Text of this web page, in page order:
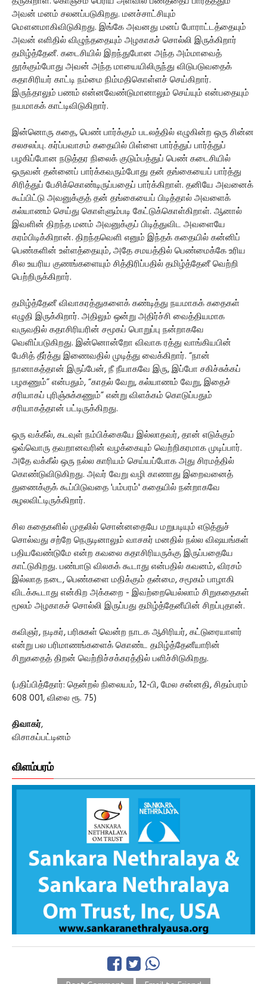
அவன் மனம் சலனப்படுகிறது. மனச்சாட்சியும்
மௌனமாகிவிடுகிறது. இங்கே அவனது மனப் போராட்டத்தையும்
அவன் எளிதில் விழுந்ததையும் அழகாகச் சொல்லி இருக்கிறார்
தமிழ்த்தேனீ. கடைசியில் இறந்துபோன அந்த அம்மாவைத்
தூக்கும்போது அவன் அந்த மாயையிலிருந்து விடுபடுவதைக்
கதாசிரியர் காட்டி நம்மை நிம்மதிகொள்ளச் செய்கிறார்.
இருந்தாலும் பணம் என்னவேண்டுமானாலும் செய்யும் என்பதையும்
நயமாகக் காட்டிவிடுகிறார்.
இன்னொரு கதை, பெண் பார்க்கும் படலத்தில் எழுகின்ற ஒரு சின்ன
சலசலப்பு. கர்ப்பவாசம் கதையில் பிள்ளை பார்த்துப் பார்த்துப்
பழகிப்போன நடுத்தர நிலைக் குடும்பத்துப் பெண் கடைசியில்
ஒருவன் தன்னைப் பார்க்கவரும்போது தன் தங்கையைப் பார்த்து
சிரித்துப் பேசிக்கொண்டிருப்பதைப் பார்க்கிறாள். தனியே அவனைக்
கூப்பிட்டு அவனுக்குத் தன் தங்கையைப் பிடித்தால் அவளைக்
கல்யாணம் செய்து கொள்ளும்படி கேட்டுக்கொள்கிறாள். ஆனால்
இவளின் திறந்த மனம் அவனுக்குப் பிடித்துவிட அவளையே
கரம்பிடிக்கிறான். திறந்தவெளி எனும் இந்தக் கதையில் கன்னிப்
பெண்களின் உள்ளத்தையும், அதே சமயத்தில் பெண்மைக்கே உரிய
சில உயரிய குணங்களையும் சித்திரிப்பதில் தமிழ்த்தேனீ வெற்றி
பெற்றிருக்கிறார்.
தமிழ்த்தேனீ விவாகரத்துகளைக் கண்டித்து நயமாகக் கதைகள்
எழுதி இருக்கிறார். அதிலும் ஒன்று அதிர்ச்சி வைத்தியமாக
வருவதில் கதாசிரியரின் சமூகப் பொறுப்பு நன்றாகவே
வெளிப்படுகிறது. இன்னொன்றோ விவாக ரத்து வாங்கியபின்
பேசித் தீர்த்து இணைவதில் முடித்து வைக்கிறார். “நான்
நானாகத்தான் இருப்பேன், நீ நீயாகவே இரு, இப்போ சகிச்சுக்கப்
பழகணும்” என்பதும், “காதல் வேறு, கல்யாணம் வேறு, இதைச்
சரியாகப் புரிஞ்சுக்கணும்” என்று விளக்கம் கொடுப்பதும்
சரியாகத்தான் பட்டிருக்கிறது.
ஒரு வக்கீல், கடவுள் நம்பிக்கையே இல்லாதவர், தான் எடுக்கும்
ஒவ்வொரு தவறானவரின் வழக்கையும் வெற்றிகரமாக முடிப்பார்.
அதே வக்கீல் ஒரு நல்ல காரியம் செய்யப்போக அது சிரமத்தில்
கொண்டுவிடுகிறது. அவர் வேறு வழி காணாது இறைவனைத்
துணைக்குக் கூப்பிடுவதை 'பம்பரம்' கதையில் நன்றாகவே
சுழலவிட்டிருக்கிறார்.
சில கதைகளில் முதலில் சொன்னதையே மறுபடியும் எடுத்துச்
சொல்வது சற்றே நெருடினாலும் வாசகர் மனதில் நல்ல விஷயங்கள்
பதியவேண்டுமே என்ற கவலை கதாசிரியருக்கு இருப்பதையே
காட்டுகிறது. பண்பாடு விலகக் கூடாது என்பதில் கவனம், விரசம்
இல்லாத நடை, பெண்களை மதிக்கும் தன்மை, சமூகம் பாழாகி
விடக்கூடாது என்கிற அக்கறை - இவற்றையெல்லாம் சிறுகதைகள்
மூலம் அழகாகச் சொல்லி இருப்பது தமிழ்த்தேனீயின் சிறப்புதான்.
கவிஞர், நடிகர், பரிசுகள் வென்ற நாடக ஆசிரியர், கட்டுரையாளர்
என்று பல பரிமாணங்களைக் கொண்ட தமிழ்த்தேனீயாரின்
சிறுகதைத் திறன் வெற்றிச்சக்கரத்தில் பளிச்சிடுகிறது.
(பதிப்பித்தோர்: தென்றல் நிலையம், 12-பி, மேல சன்னதி, சிதம்பரம்
608 001, விலை ரூ. 75)
திவாகர்,
விசாகப்பட்டினம்
விளம்பரம்